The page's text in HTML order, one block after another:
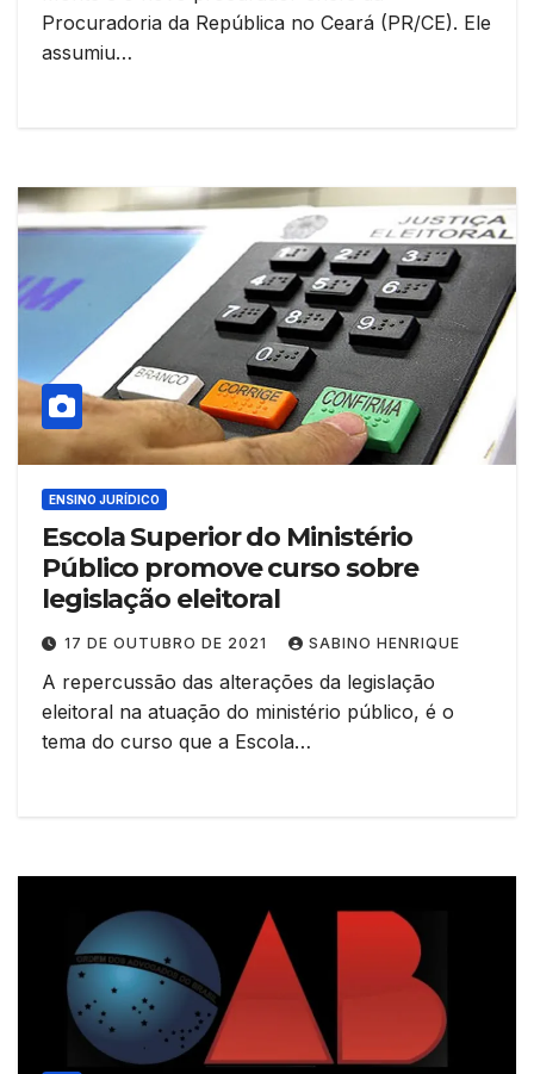
Procuradoria da República no Ceará (PR/CE). Ele
assumiu…
ENSINO JURÍDICO
Escola Superior do Ministério
Público promove curso sobre
legislação eleitoral
17 DE OUTUBRO DE 2021 SABINO HENRIQUE
A repercussão das alterações da legislação
eleitoral na atuação do ministério público, é o
tema do curso que a Escola…